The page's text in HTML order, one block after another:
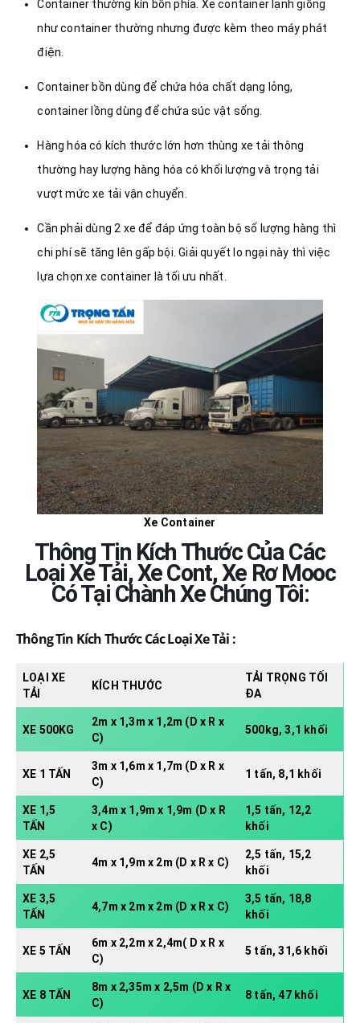
Container thường kín bốn phía. Xe container lạnh giống
như container thường nhưng được kèm theo máy phát
điện.
Container bồn dùng để chứa hóa chất dạng lỏng,
container lồng dùng để chứa súc vật sống.
Hàng hóa có kích thước lớn hơn thùng xe tải thông
thường hay lượng hàng hóa có khối lượng và trọng tải
vượt mức xe tải vận chuyển.
Cần phải dùng 2 xe để đáp ứng toàn bộ số lượng hàng thì
chi phí sẽ tăng lên gấp bội. Giải quyết lo ngại này thì việc
lựa chọn xe container là tối ưu nhất.
Xe Container
Thông Tin Kích Thước Của Các
Loại Xe Tải, Xe Cont, Xe Rơ Mooc
Có Tại Chành Xe Chúng Tôi:
Thông Tin Kích Thước Các Loại Xe Tải :
LOẠI XE
TẢI
KÍCH THƯỚC
TẢI TRỌNG TỐI
ĐA
XE 500KG
2m x 1,3m x 1,2m (D x R x
C)
500kg, 3,1 khối
XE 1 TẤN
3m x 1,6m x 1,7m (D x R x
C)
1 tấn, 8,1 khối
XE 1,5
TẤN
3,4m x 1,9m x 1,9m (D x R
x C)
1,5 tấn, 12,2
khối
XE 2,5
TẤN
4m x 1,9m x 2m (D x R x C)
2,5 tấn, 15,2
khối
XE 3,5
TẤN
4,7m x 2m x 2m (D x R x C)
3,5 tấn, 18,8
khối
XE 5 TẤN
6m x 2,2m x 2,4m( D x R x
C)
5 tấn, 31,6 khối
XE 8 TẤN
8m x 2,35m x 2,5m (D x R x
C)
8 tấn, 47 khối